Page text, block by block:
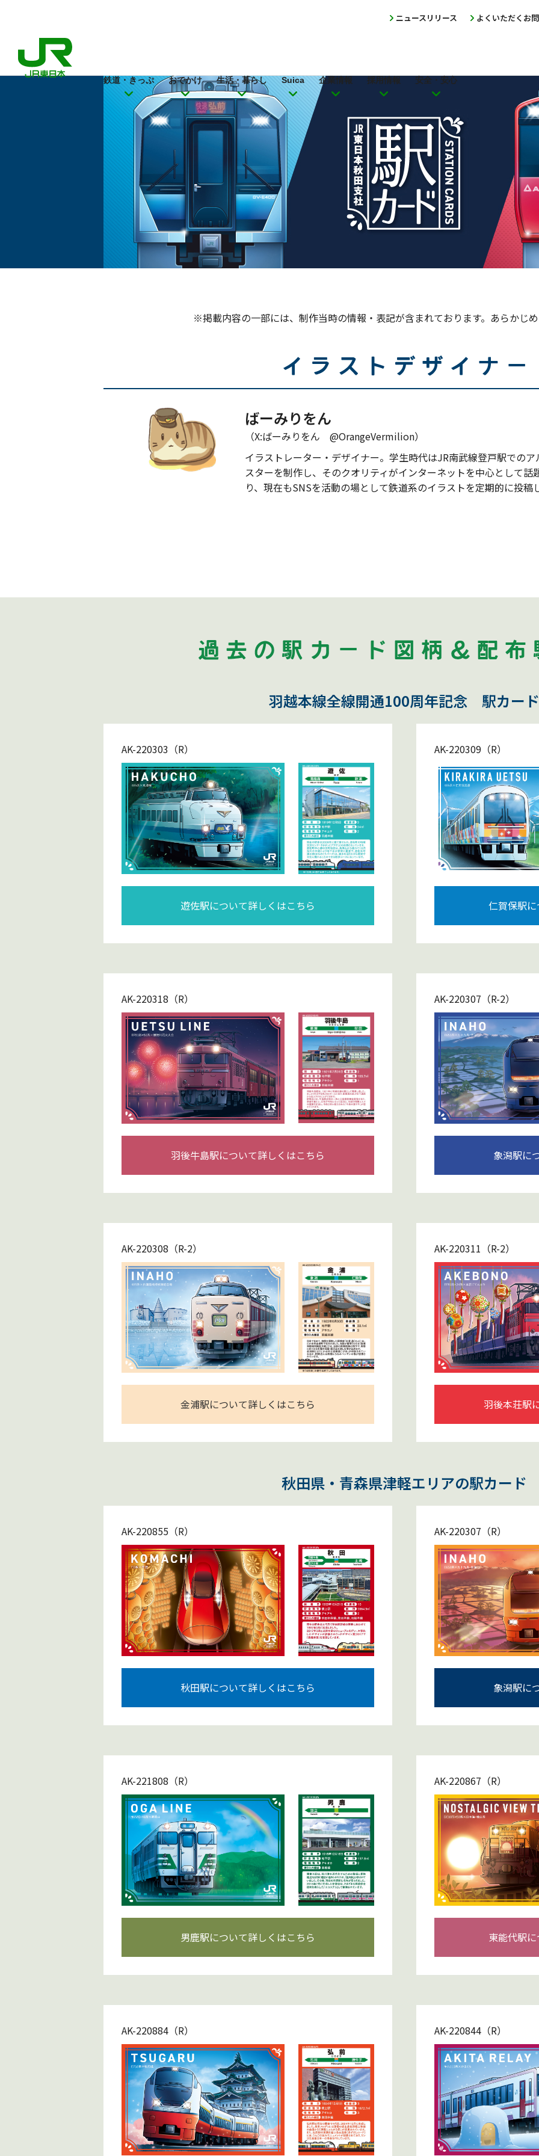
鉄道・きっぷ おでかけ 生活・暮らし Suica 企業情報 採用情報 安全・安心
よくいただくお
ニュースリリース
※掲載内容の一部には、制作当時の情報・表記が含まれております。あらかじ
ばーみりをん
（X:ばーみりをん @OrangeVermilion）
イラストレーター・デザイナー。学生時代はJR南武線登戸駅での
スターを制作し、そのクオリティがインターネットを中心として話
り、現在もSNSを活動の場として鉄道系のイラストを定期的に投稿
羽越本線全線開通100周年記念 駅カード
AK-220303（R）
遊佐駅について詳しくはこちら
AK-220309（R）
仁賀保駅
AK-220318（R）
羽後牛島駅について詳しくはこちら
AK-220307（R-2）
象潟駅に
AK-220308（R-2）
金浦駅について詳しくはこちら
AK-220311（R-2）
羽後本荘駅
秋田県・青森県津軽エリアの駅カード
AK-220855（R）
秋田駅について詳しくはこちら
AK-220307（R）
象潟駅に
AK-221808（R）
男鹿駅について詳しくはこちら
AK-220867（R）
東能代駅
AK-220884（R） AK-220844（R）